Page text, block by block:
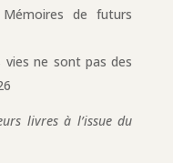
de futurs
vies ne sont pas des
livres à l’issue du